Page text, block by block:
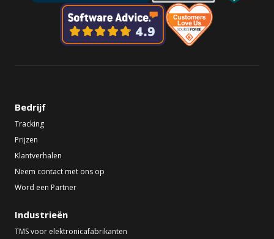
Bedrijf
Tracking
Prijzen
Klantverhalen
Neem contact met ons op
Word een Partner
Industrieën
TMS voor elektronicafabrikanten